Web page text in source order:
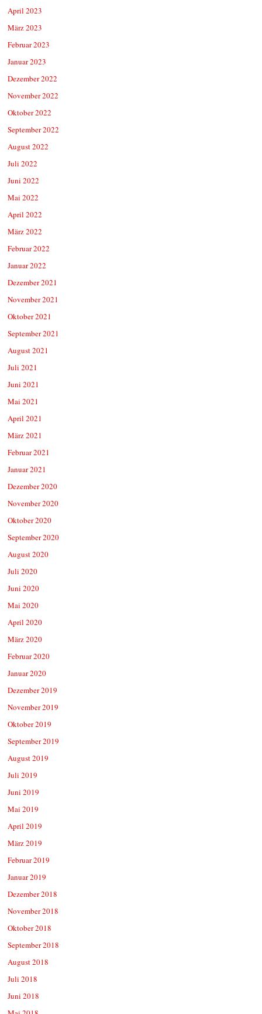
April 2023
März 2023
Februar 2023
Januar 2023
Dezember 2022
November 2022
Oktober 2022
September 2022
August 2022
Juli 2022
Juni 2022
Mai 2022
April 2022
März 2022
Februar 2022
Januar 2022
Dezember 2021
November 2021
Oktober 2021
September 2021
August 2021
Juli 2021
Juni 2021
Mai 2021
April 2021
März 2021
Februar 2021
Januar 2021
Dezember 2020
November 2020
Oktober 2020
September 2020
August 2020
Juli 2020
Juni 2020
Mai 2020
April 2020
März 2020
Februar 2020
Januar 2020
Dezember 2019
November 2019
Oktober 2019
September 2019
August 2019
Juli 2019
Juni 2019
Mai 2019
April 2019
März 2019
Februar 2019
Januar 2019
Dezember 2018
November 2018
Oktober 2018
September 2018
August 2018
Juli 2018
Juni 2018